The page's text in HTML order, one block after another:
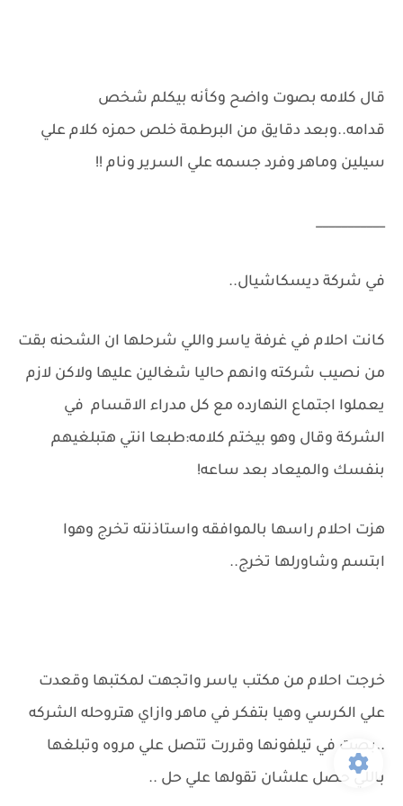
قال كلامه بصوت واضح وكأنه بيكلم شخص
قدامه..وبعد دقايق من البرطمة خلص حمزه كلام علي
سيلين وماهر وفرد جسمه علي السرير ونام !!
___________
في شركة ديسكاشيال..
كانت احلام في غرفة ياسر واللي شرحلها ان الشحنه بقت
من نصيب شركته وانهم حاليا شغالين عليها ولاكن لازم
يعملوا اجتماع النهارده مع كل مدراء الاقسام في
الشركة وقال وهو بيختم كلامه:طبعا انتي هتبلغيهم
بنفسك والميعاد بعد ساعه!
هزت احلام راسها بالموافقه واستاذنته تخرج وهوا
ابتسم وشاورلها تخرج..
خرجت احلام من مكتب ياسر واتجهت لمكتبها وقعدت
علي الكرسي وهيا بتفكر في ماهر وازاي هتروحله الشركه
..بصت في تيلفونها وقررت تتصل علي مروه وتبلغها
باللي حصل علشان تقولها علي حل ..